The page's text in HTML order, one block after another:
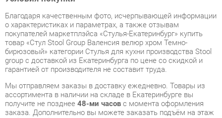
бирюзовый» категории Стулья для кухни производства Stool
group с доставкой из Екатеринбурга по цене со скидкой и
гарантией от производителя не составит труда.
Мы отправляем заказы в доставку ежедневно. Товары из
ассортимента в наличии на складе в Екатеринбурге вы
получите не позднее48-ми часовс момента оформления
заказа. Дополнительно вы можете заказать подъём на этаж
и сборку мебельных изделий.
Срок доставки в другие регионы, и для товаров, находящихся
на складах производителей, рассчитывается индивидуально.
Уточнить наличие, срок и стоимость доставки вы можете
через формуобратной связи.